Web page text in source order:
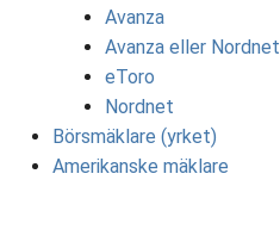
Avanza
Avanza eller Nordnet
eToro
Nordnet
Börsmäklare (yrket)
Amerikanske mäklare